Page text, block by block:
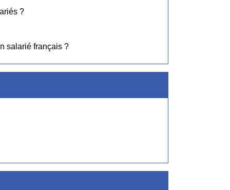
?
salarié français ?